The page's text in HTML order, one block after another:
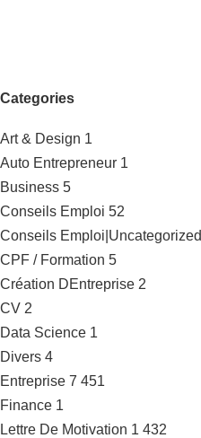
Categories
Art & Design 1
Auto Entrepreneur 1
Business 5
Conseils Emploi 52
Conseils Emploi|Uncategorized
CPF / Formation 5
Création DEntreprise 2
CV 2
Data Science 1
Divers 4
Entreprise 7 451
Finance 1
Lettre De Motivation 1 432